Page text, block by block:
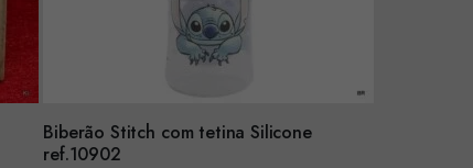
Biberão Stitch com tetina Silicone
ref.10902
Encomendar